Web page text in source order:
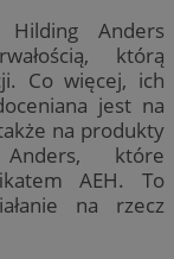
Anders
którą
Co więcej, ich
jest na
na produkty
które
AEH. To
na rzecz